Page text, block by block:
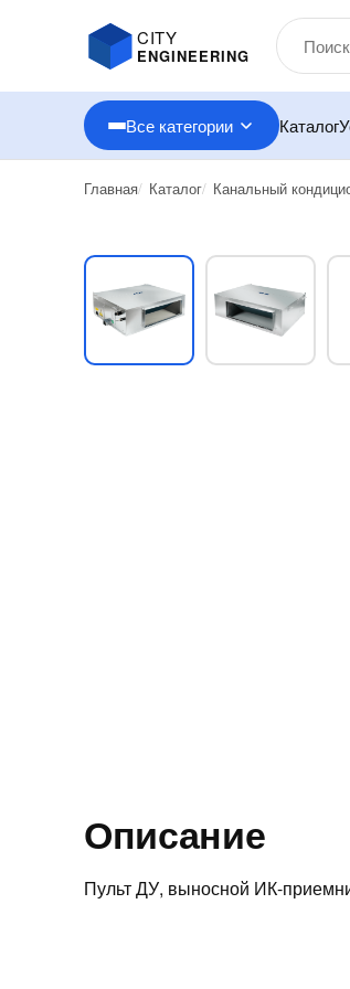
CITY
ENGINEERING
Все категории Каталог
Главная Каталог Канальный
Описание
Пульт ДУ, выносной ИК-